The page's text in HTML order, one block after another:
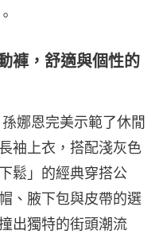
褲，舒適與個性的
娜恩完美示範了休閒
袖上衣，搭配淺灰色
鬆」的經典穿搭公
、腋下包與皮帶的選
出獨特的街頭潮流